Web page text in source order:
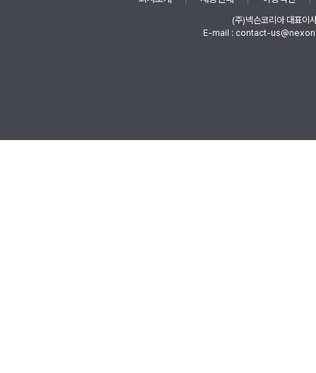
(주)넥슨코리아 대표이
E-mail : contact-